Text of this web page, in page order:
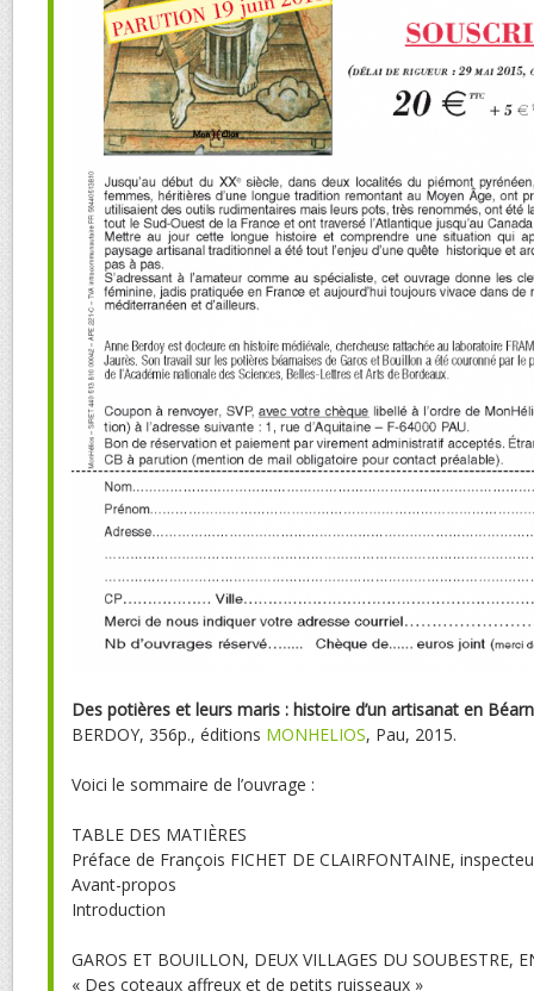
Des potières et leurs maris : histoire d’un artisanat en Béarn
BERDOY, 356p., éditions MONHELIOS, Pau, 2015.
Voici le sommaire de l’ouvrage :
TABLE DES MATIÈRES
Préface de François FICHET DE CLAIRFONTAINE,
Avant-propos
Introduction
GAROS ET BOUILLON, DEUX VILLAGES DU SOUBESTRE,
« Des coteaux affreux et de petits ruisseaux »